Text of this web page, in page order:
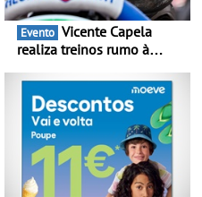
Evento
realiza treinos rumo à
Portugal Karting e mira boa
estreia - O Campeonato
Portugal Karting 2026
decorre entre 1 de Março e
6 de Setembro